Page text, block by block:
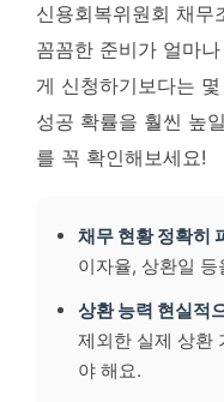
신용회복위원회 채무
꼼꼼한 준비가 얼마
게 신청하기보다는
성공 확률을 훨씬 높
를 꼭 확인해보세요!
채무 현황 정확히
이자율, 상환일
상환 능력 현실적
제외한 실제 상환
야 해요.